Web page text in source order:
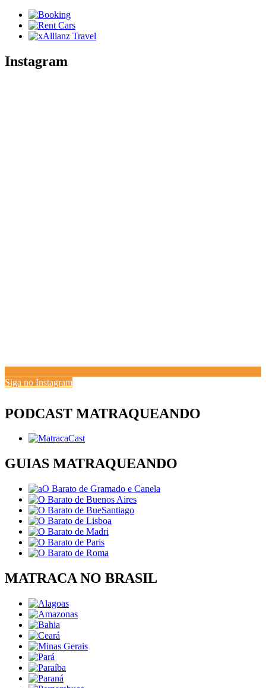
Instagram
Siga no Instagram
PODCAST MATRAQUEANDO
GUIAS MATRAQUEANDO
MATRACA NO BRASIL